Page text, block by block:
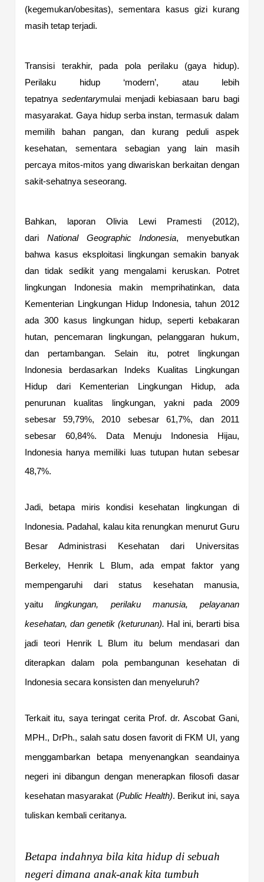
(kegemukan/obesitas), sementara kasus gizi kurang
masih tetap terjadi.
Transisi terakhir, pada pola perilaku (gaya hidup).
Perilaku hidup ‘modern’, atau lebih
tepatnya sedentarymulai menjadi kebiasaan baru bagi
masyarakat. Gaya hidup serba instan, termasuk dalam
memilih bahan pangan, dan kurang peduli aspek
kesehatan, sementara sebagian yang lain masih
percaya mitos-mitos yang diwariskan berkaitan dengan
sakit-sehatnya seseorang.
Bahkan, laporan Olivia Lewi Pramesti (2012),
dari National Geographic Indonesia, menyebutkan
bahwa kasus eksploitasi lingkungan semakin banyak
dan tidak sedikit yang mengalami keruskan. Potret
lingkungan Indonesia makin memprihatinkan, data
Kementerian Lingkungan Hidup Indonesia, tahun 2012
ada 300 kasus lingkungan hidup, seperti kebakaran
hutan, pencemaran lingkungan, pelanggaran hukum,
dan pertambangan. Selain itu, potret lingkungan
Indonesia berdasarkan Indeks Kualitas Lingkungan
Hidup dari Kementerian Lingkungan Hidup, ada
penurunan kualitas lingkungan, yakni pada 2009
sebesar 59,79%, 2010 sebesar 61,7%, dan 2011
sebesar 60,84%. Data Menuju Indonesia Hijau,
Indonesia hanya memiliki luas tutupan hutan sebesar
48,7%.
Jadi, betapa miris kondisi kesehatan lingkungan di
Indonesia. Padahal, kalau kita renungkan menurut Guru
Besar Administrasi Kesehatan dari Universitas
Berkeley, Henrik L Blum, ada empat faktor yang
mempengaruhi dari status kesehatan manusia,
yaitulingkungan, perilaku manusia, pelayanan
kesehatan, dan genetik (keturunan). Hal ini, berarti bisa
jadi teori Henrik L Blum itu belum mendasari dan
diterapkan dalam pola pembangunan kesehatan di
Indonesia secara konsisten dan menyeluruh?
Terkait itu, saya teringat cerita Prof. dr. Ascobat Gani,
MPH., DrPh., salah satu dosen favorit di FKM UI, yang
menggambarkan betapa menyenangkan seandainya
negeri ini dibangun dengan menerapkan filosofi dasar
kesehatan masyarakat (Public Health). Berikut ini, saya
tuliskan kembali ceritanya.
Betapa indahnya bila kita hidup di sebuah
negeri dimana anak-anak kita tumbuh